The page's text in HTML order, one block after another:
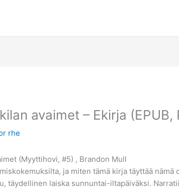
avaimet – Ekirja (EPUB,
rhe
(Myyttihovi, #5) , Brandon Mull
ja miten tämä kirja täyttää nämä
täydellinen laiska sunnuntai-iltapäiväksi.